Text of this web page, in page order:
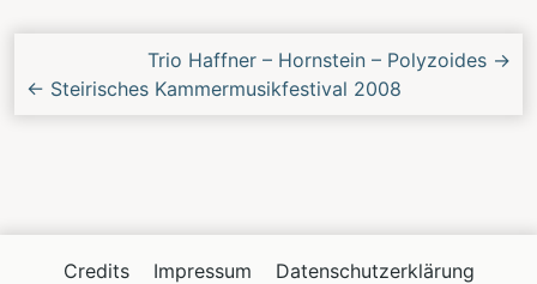
Nächstes/Vorheriges
Konzert
Trio Haffner – Hornstein – Polyzoides →
← Steirisches Kammermusikfestival 2008
Credits Impressum Datenschutzerklärung